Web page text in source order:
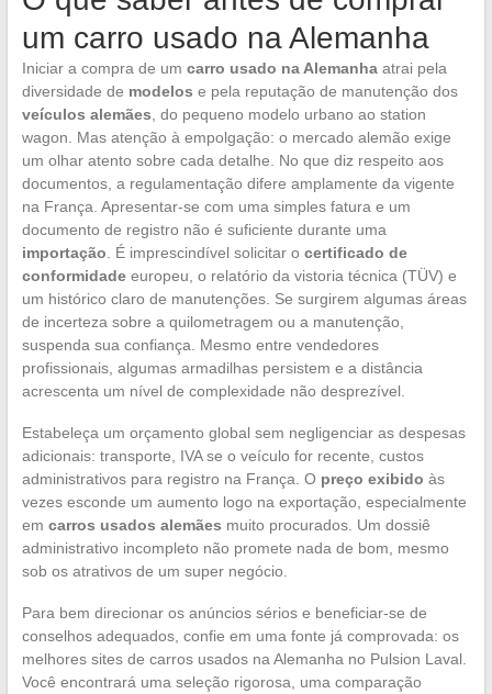
um carro usado na Alemanha
Iniciar a compra de um carro usado na Alemanhaatrai pela
diversidade de modelos e pela reputação de manutenção dos
veículos alemães , do pequeno modelo urbano ao station
wagon. Mas atenção à empolgação: o mercado alemão exige
um olhar atento sobre cada detalhe. No que diz respeito aos
documentos, a regulamentação difere amplamente da vigente
na França. Apresentar-se com uma simples fatura e um
documento de registro não é suficiente durante uma
importação . É imprescindível solicitar o certificado de
conformidadeeuropeu, o relatório da vistoria técnica (TÜV) e
um histórico claro de manutenções. Se surgirem algumas áreas
de incerteza sobre a quilometragem ou a manutenção,
suspenda sua confiança. Mesmo entre vendedores
profissionais, algumas armadilhas persistem e a distância
acrescenta um nível de complexidade não desprezível.
Estabeleça um orçamento global sem negligenciar as despesas
adicionais: transporte, IVA se o veículo for recente, custos
administrativos para registro na França. O preço exibido às
vezes esconde um aumento logo na exportação, especialmente
em carros usados alemães muito procurados. Um dossiê
administrativo incompleto não promete nada de bom, mesmo
sob os atrativos de um super negócio.
Para bem direcionar os anúncios sérios e beneficiar-se de
conselhos adequados, confie em uma fonte já comprovada: os
melhores sites de carros usados na Alemanha no Pulsion Laval.
Você encontrará uma seleção rigorosa, uma comparação